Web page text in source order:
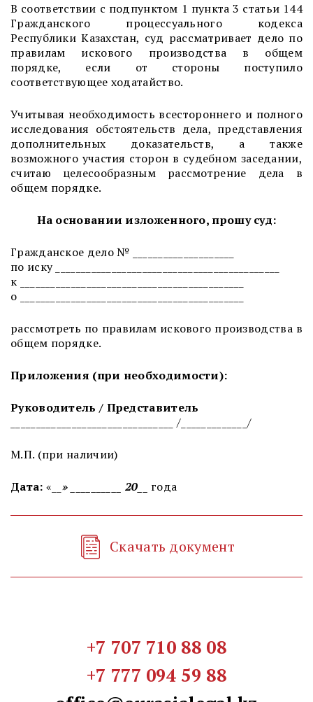
В соответствии с подпунктом 1 пункта 3 статьи 144
Гражданского процессуального кодекса
Республики Казахстан, суд рассматривает дело по
правилам искового производства в общем
порядке, если от стороны поступило
соответствующее ходатайство.
Учитывая необходимость всестороннего и полного
исследования обстоятельств дела, представления
дополнительных доказательств, а также
возможного участия сторон в судебном заседании,
считаю целесообразным рассмотрение дела в
общем порядке.
На основании изложенного, прошу суд:
Гражданское дело № ____________________
по иску ____________________________________________
к ____________________________________________
о ____________________________________________
рассмотреть по правилам искового производства в
общем порядке.
Приложения (при необходимости):
Руководитель / Представитель
________________________________ /_____________/
М.П. (при наличии)
Дата: « » __________ 20 года
Скачать документ
+7 707 710 88 08
+7 777 094 59 88